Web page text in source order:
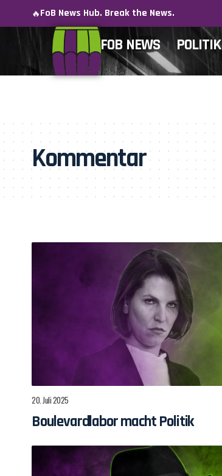
🔥FoB News Hub. Break the News.
FOB NEWS POLITIK
Kommentar
20. Juli 2025
Boulevardlabor macht Politik